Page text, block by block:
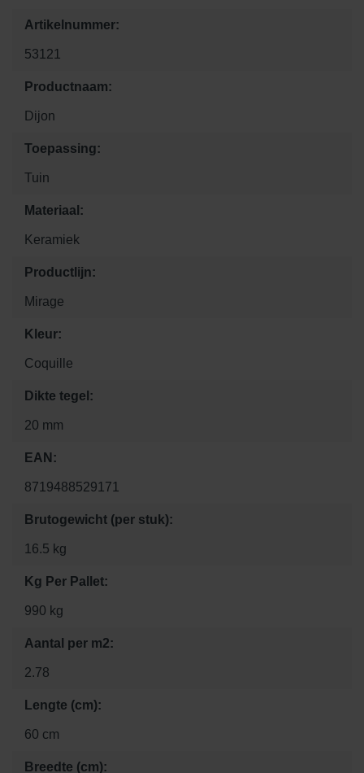
Artikelnummer:
53121
Productnaam:
Dijon
Toepassing:
Tuin
Materiaal:
Keramiek
Productlijn:
Mirage
Kleur:
Coquille
Dikte tegel:
20 mm
EAN:
8719488529171
Brutogewicht (per stuk):
16.5 kg
Kg Per Pallet:
990 kg
Aantal per m2:
2.78
Lengte (cm):
60 cm
Breedte (cm):